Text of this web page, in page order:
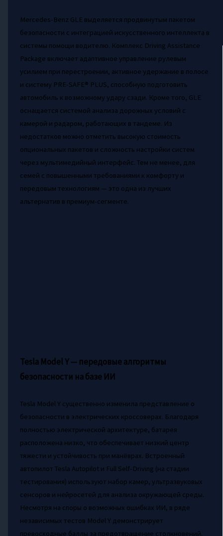
Mercedes-Benz GLE выделяется продвинутым пакетом
безопасности с интеграцией искусственного интеллекта в
системы помощи водителю. Комплекс Driving Assistance
Package включает адаптивное управление рулевым
усилием при перестроении, активное удержание в полосе
и систему PRE-SAFE® PLUS, способную подготовить
автомобиль к возможному удару сзади. Кроме того, GLE
оснащается системой анализа дорожных условий с
камерой и радаром, работающих в тандеме. Из
недостатков можно отметить высокую стоимость
опциональных пакетов и сложность настройки систем
через мультимедийный интерфейс. Тем не менее, для
семей с повышенными требованиями к комфорту и
передовым технологиям — это одна из лучших
альтернатив в премиум-сегменте.
Tesla Model Y — передовые алгоритмы
безопасности на базе ИИ
Tesla Model Y существенно изменила представление о
безопасности в электрических кроссоверах. Благодаря
полностью электрической архитектуре, батарея
расположена низко, что обеспечивает низкий центр
тяжести и устойчивость при манёврах. Встроенный
автопилот Tesla Autopilot и Full Self-Driving (на стадии
тестирования) используют набор камер, ультразвуковых
сенсоров и нейросетей для анализа окружающей среды.
Несмотря на споры о возможных ошибках ИИ, в ряде
независимых тестов Model Y демонстрирует
превосходные баллы за предотвращение столкновений.